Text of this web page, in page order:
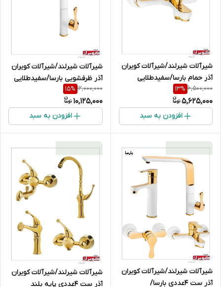
شیرآلات شیرلند/شیرآلات کویران
آذر حمام بارسا/سفیدطلایی
6,500,000
13%
5,625,000
افزودن به سبد
شیرآلات شیرلند/شیرآلات کویران
آذر ظرفشویی بارسا/سفیدطلایی
12,000,000
15%
10,125,000
افزودن به سبد
شیرآلات شیرلند/شیرآلات کویران
آذر ست 4عددی بارسا/
شیرآلات شیرلند/شیرآلات کویران
آذر ست 4عددی پایه بلند